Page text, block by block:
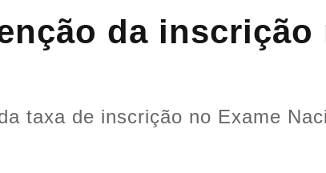
da inscrição
taxa de inscrição no Exame